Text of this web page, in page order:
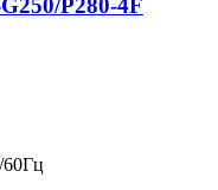
P280-4F